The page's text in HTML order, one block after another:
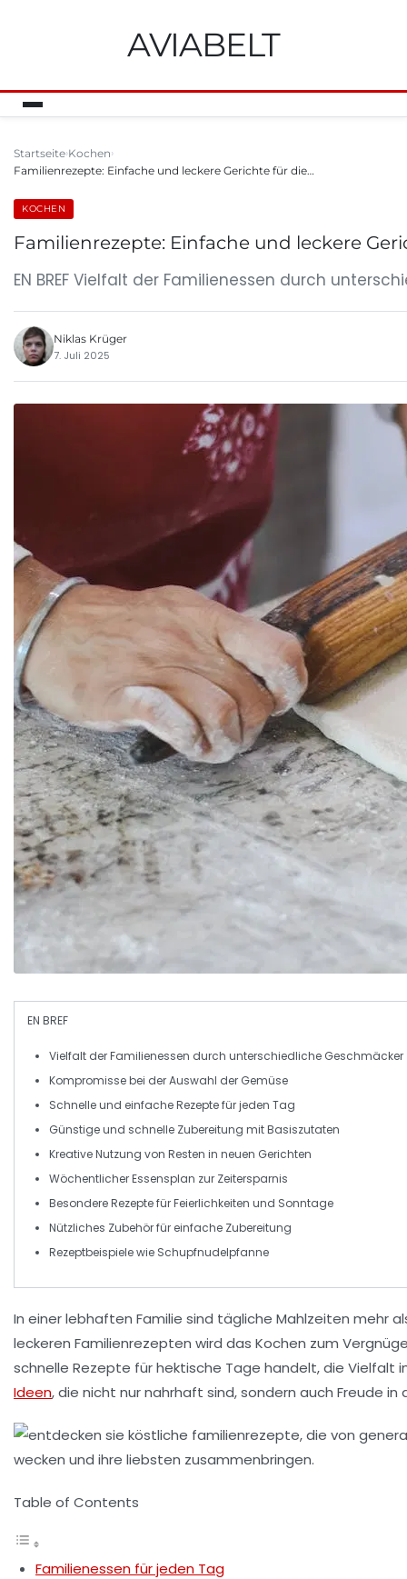
AVIABELT
Startseite Kochen
Familienrezepte: Einfache und leckere Gerichte für die…
KOCHEN
Familienrezepte: Einfache und leckere
EN BREF Vielfalt der Familienessen durch
Niklas Krüger
7. Juli 2025
EN BREF
Vielfalt der Familienessen durch unterschiedliche Geschmäcker
Kompromisse bei der Auswahl der Gemüse
Schnelle und einfacheRezeptefür jeden Tag
Günstige und schnelle Zubereitung mitBasiszutaten
Kreative Nutzung von Resten in neuen Gerichten
Wöchentlicher Essensplan zur Zeitersparnis
Besondere Rezepte fürFeierlichkeiten und Sonntage
Nützliches Zubehörfür einfache Zubereitung
Rezeptbeispiele wie Schupfnudelpfanne
In einerlebhaften Familie sind tägliche Mahlzeiten mehr
leckeren Familienrezepten wird das Kochen zum
schnelle Rezepte für hektische Tage handelt, die Vielfalt
Ideen, die nicht nurnahrhaft sind, sondern auch Freude in
Table of Contents
Familienessen für jeden Tag